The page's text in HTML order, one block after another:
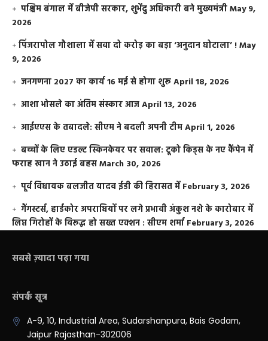
पश्चिम बंगाल में बीजेपी सरकार, शुभेंदु अधिकारी बने मुख्यमंत्रीMay 9,
2026
​पिंजरापोल गौशाला में सवा दो करोड़ का बड़ा ‘अनुदान घोटाला’ !May
9, 2026
जनगणना 2027 का कार्य 16 मई से होगा शुरूApril 18, 2026
आशा भोसले का अंतिम संस्कार आजApril 13, 2026
आईएएस के तबादले: सीएम ने बदली अपनी टीमApril 1, 2026
बच्चों के लिए एडल्ट स्किनकेयर पर सवाल: टूको किड्स के नए कैंपेन में
फराह खान ने उठाई बहसMarch 30, 2026
पूर्व विधायक बलजीत यादव ईडी की हिरासत में February 3, 2026
गैंगस्टर्स, हार्डकोर अपराधियों पर लगे प्रभावी अंकुश नशे के कारोबार में
लिप्त गिरोहों के विरूद्ध हो सख्त एक्शन : सीएम शर्मा February 3, 2026
सबसे ज़्यादा पढ़ा गया
संपर्क सूत्र
A-9, 10, Industrial Area, Sudarshanpura, Bais Godam,
Jaipur Rajasthan-302006